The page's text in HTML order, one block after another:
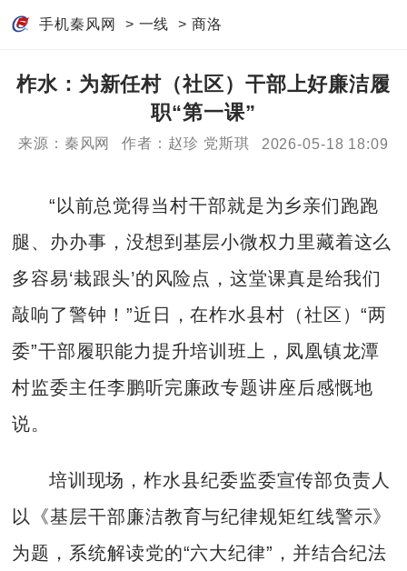
手机秦风网 > 一线 > 商洛
柞水：为新任村（社区）干部上好廉洁履
职“第一课”
来源：秦风网 作者：赵珍 党斯琪 2026-05-18 18:09
“以前总觉得当村干部就是为乡亲们跑跑
腿、办办事，没想到基层小微权力里藏着这么
多容易‘栽跟头’的风险点，这堂课真是给我们
敲响了警钟！”近日，在柞水县村（社区）“两
委”干部履职能力提升培训班上，凤凰镇龙潭
村监委主任李鹏听完廉政专题讲座后感慨地
说。
培训现场，柞水县纪委监委宣传部负责人
以《基层干部廉洁教育与纪律规矩红线警示》
为题，系统解读党的“六大纪律”，并结合纪法